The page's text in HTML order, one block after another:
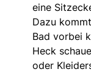
eine
Dazu
Bad vorbei
Heck
oder